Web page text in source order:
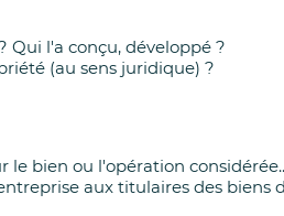
Qui l'a conçu, développé ?
(au sens juridique) ?
le bien ou l'opération
aux titulaires des biens